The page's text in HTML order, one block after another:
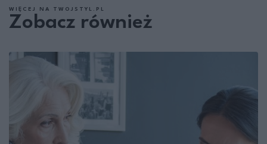
WIĘCEJ NA TWOJSTYL.PL
Zobacz również